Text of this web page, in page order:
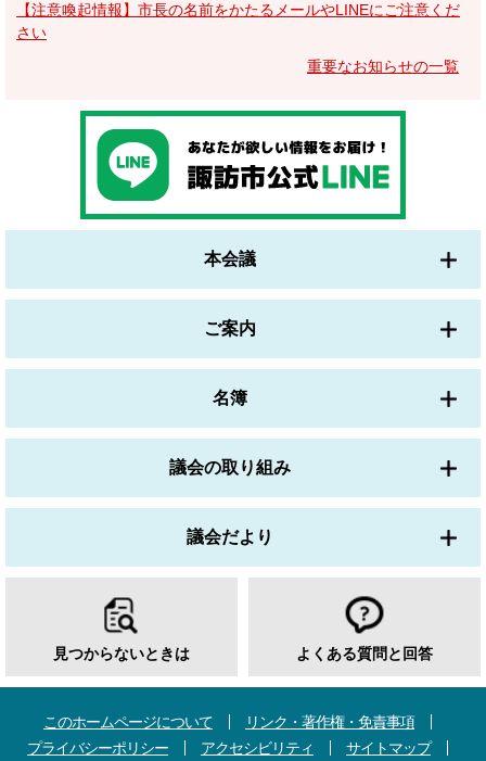
【注意喚起情報】市長の名前をかたるメールやLINEにご注意くだ
さい
重要なお知らせの一覧
本会議
ご案内
名簿
議会の取り組み
議会だより
見つからないときは よくある質問と回答
このホームページについて
リンク・著作権・免責事項
プライバシーポリシー
アクセシビリティ
サイトマップ